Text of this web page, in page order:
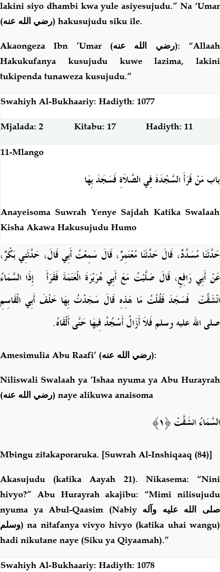
lakini siyo dhambi kwa yule asiyesujudu.” Na ‘Umar
(رضي الله عنه) hakusujudu siku ile.
Akaongeza Ibn ’Umar (رضي الله عنه): “Allaah
Hakukufanya kusujudu kuwe lazima, lakini
tukipenda tunaweza kusujudu.”
Swahiyh Al-Bukhaariy: Hadiyth: 1077
Mjalada: 2 Kitabu: 17 Hadiyth: 11
11-Mlango
باب مَنْ قَرَأَ السَّجْدَةَ فِي الصَّلاَةِ فَسَجَدَ بِهَا
Anayeisoma Suwrah Yenye Sajdah Katika Swalaah
Kisha Akawa Hakusujudu Humo
حَدَّثَنَا مُسَدَّدٌ، قَالَ حَدَّثَنَا مُعْتَمِرٌ، قَالَ سَمِعْتُ أَبِي قَالَ، حَدَّثَنِي بَكْرٌ،
عَنْ أَبِي رَافِعٍ، قَالَ صَلَّيْتُ مَعَ أَبِي هُرَيْرَةَ الْعَتَمَةَ فَقَرَأَ ‏
إِذَا السَّمَاءُ
انْشَقَّتْ فَسَجَدَ فَقُلْتُ مَا هَذِهِ قَالَ سَجَدْتُ بِهَا خَلْفَ أَبِي الْقَاسِمِ
صلى الله عليه وسلم فَلاَ أَزَالُ أَسْجُدُ فِيهَا حَتَّى أَلْقَاهُ‏.‏
Amesimulia Abu Raafi’ (رضي الله عنه):
Niliswali Swalaah ya ‘Ishaa nyuma ya Abu Hurayrah
(رضي الله عنه) naye alikuwa anaisoma
السَّمَاءُ انشَقَّتْ ﴿١﴾
Mbingu zitakaporaruka. [Suwrah Al-Inshiqaaq (84)]
Akasujudu (katika Aayah 21). Nikasema: “Nini
hivyo?” Abu Hurayrah akajibu: “Mimi nilisujudu
nyuma ya Abul-Qaasim (Nabiy صلى الله عليه وآله
وسلم) na nitafanya vivyo hivyo (katika uhai wangu)
hadi nikutane naye (Siku ya Qiyaamah).”
Swahiyh Al-Bukhaariy: Hadiyth: 1078